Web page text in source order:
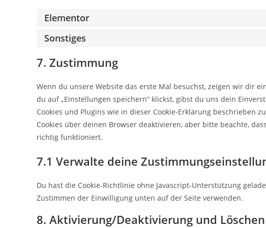
Elementor
Sonstiges
7. Zustimmung
Wenn du unsere Website das erste Mal besuchst, zeigen wir dir
du auf „Einstellungen speichern“ klickst, gibst du uns dein
Cookies und Plugins wie in dieser Cookie-Erklärung beschrieben
Cookies über deinen Browser deaktivieren, aber bitte beachte,
richtig funktioniert.
7.1 Verwalte deine
Du hast die Cookie-Richtlinie ohne Javascript-Unterstützung
Zustimmen der Einwilligung unten auf der Seite verwenden.
8. Aktivierung/Deaktivierung und